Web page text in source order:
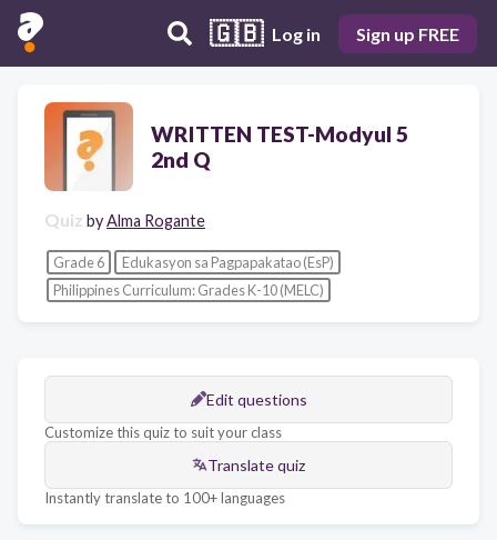
🇬🇧 Log in Sign up FREE
WRITTEN TEST-Modyul 5
2nd Q
Quiz byAlma Rogante
Grade 6
Edukasyon sa Pagpapakatao (EsP)
Philippines Curriculum: Grades K-10 (MELC)
Edit questions
Customize this quiz to suit your class
Translate quiz
Instantly translate to 100+ languages